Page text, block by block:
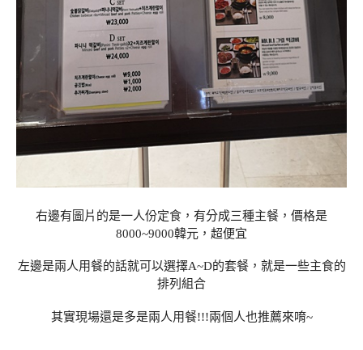
右邊有圖片的是一人份定食，有分成三種主餐，價格是
8000~9000韓元，超便宜
左邊是兩人用餐的話就可以選擇A~D的套餐，就是一些主食的
排列組合
其實現場還是多是兩人用餐!!!兩個人也推薦來唷~